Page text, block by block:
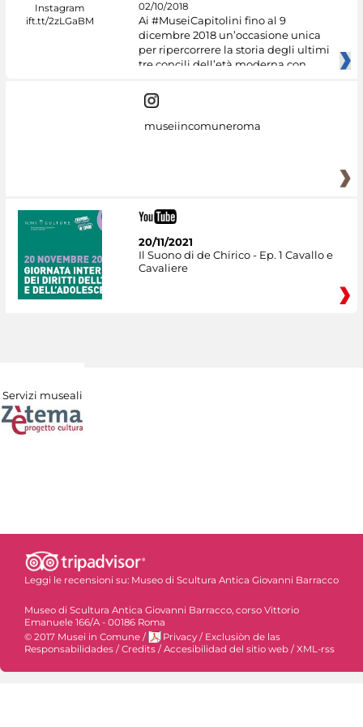
02/10/2018
Ai #MuseiCapitolini fino al 9
dicembre 2018 un’occasione unica
per ripercorrere la storia degli ultimi
tre concili dell’età moderna con
museiincomuneroma
20/11/2021
Il Suono di de Chirico - Ep. 1 Cavallo e
Cavaliere
Servizi museali
Leggi le recensioni su: Museo di Scultura Antica Giovanni Barracco
Museo di Scultura Antica Giovanni Barracco, corso Vittorio
Emanuele 166/A - 00186 Roma
© 2017 Musei in Comune / Privacy / Exclusiòn de las
Responsabilidades / Credits / Accesibilidad del sitio web / XML-rss